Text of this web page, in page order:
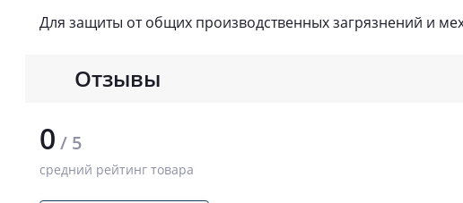
Для защиты от общих производственных загрязнений и
Отзывы
0 / 5
средний рейтинг товара